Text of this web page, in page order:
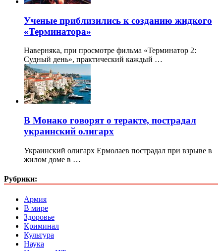
Ученые приблизились к созданию жидкого
«Терминатора»
Наверняка, при просмотре фильма «Терминатор 2:
Судный день», практический каждый …
В Монако говорят о теракте, пострадал
украинский олигарх
Украинский олигарх Ермолаев пострадал при взрыве в
жилом доме в …
Рубрики:
Армия
В мире
Здоровье
Криминал
Культура
Наука